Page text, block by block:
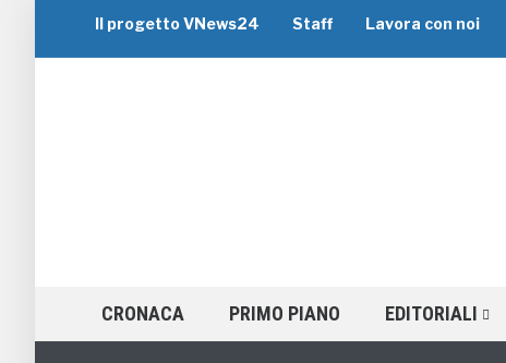
Il progetto VNews24 Staff Lavora con noi
CRONACA PRIMO PIANO EDITORIALI